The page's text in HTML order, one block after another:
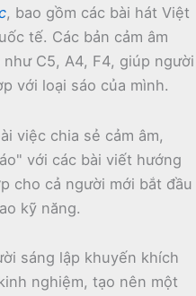
, bao gồm các bài hát Việt
tế. Các bản cảm âm
C5, A4, F4, giúp người
với loại sáo của mình.
việc chia sẻ cảm âm,
với các bài viết hướng
cho cả người mới bắt đầu
kỹ năng.
sáng lập khuyến khích
nghiệm, tạo nên một